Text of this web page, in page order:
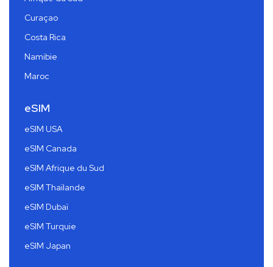
Curaçao
Costa Rica
Namibie
Maroc
eSIM
eSIM USA
eSIM Canada
eSIM Afrique du Sud
eSIM Thaïlande
eSIM Dubaï
eSIM Turquie
eSIM Japan